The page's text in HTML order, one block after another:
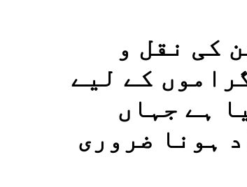
کی نقل و
کے لیے
ہے جہاں
ہونا ضروری